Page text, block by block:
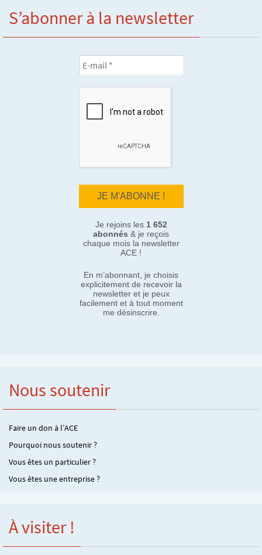
S’abonner à la newsletter
Je rejoins les 1 652
abonnés & je reçois
chaque mois la newsletter
ACE !
En m’abonnant, je choisis
explicitement de recevoir la
newsletter et je peux
facilement et à tout moment
me désinscrire.
Nous soutenir
Faire un don à l’ACE
Pourquoi nous soutenir ?
Vous êtes un particulier ?
Vous êtes une entreprise ?
À visiter !